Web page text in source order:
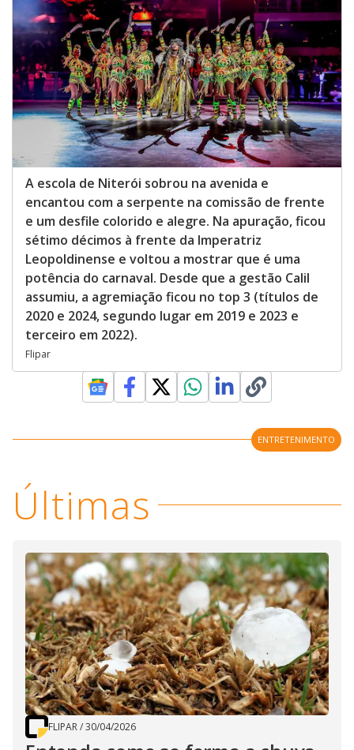
A escola de Niterói sobrou na avenida e
encantou com a serpente na comissão de frente
e um desfile colorido e alegre. Na apuração, ficou
sétimo décimos à frente da Imperatriz
Leopoldinense e voltou a mostrar que é uma
potência do carnaval. Desde que a gestão Calil
assumiu, a agremiação ficou no top 3 (títulos de
2020 e 2024, segundo lugar em 2019 e 2023 e
terceiro em 2022).
Flipar
ENTRETENIMENTO
Últimas
FLIPAR/30/04/2026